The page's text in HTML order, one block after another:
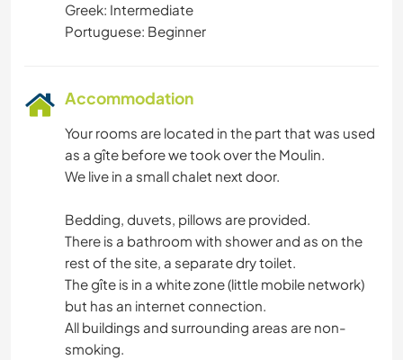
Greek: Intermediate
Portuguese: Beginner
Accommodation
Your rooms are located in the part that was used
as a gîte before we took over the Moulin.
We live in a small chalet next door.
Bedding, duvets, pillows are provided.
There is a bathroom with shower and as on the
rest of the site, a separate dry toilet.
The gîte is in a white zone (little mobile network)
but has an internet connection.
All buildings and surrounding areas are non-
smoking.